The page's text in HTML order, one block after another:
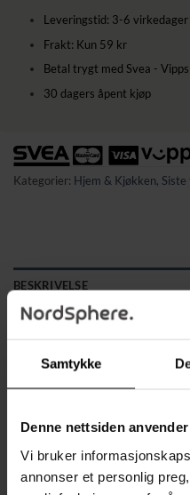
Samtykke
Denne nettsiden
Vi bruker
annonser et personlig
Leveringstid: 3-6 virkedager
Frakt: Kun 59 kr
Betal trygt med Svea - Vipps
30 dagers åpent kjøp
Kategorier: Hjem & Kjøkken, Siste
BESKRIVELSE
TILLEGGSINFORMASJON
✔ 2-i-1 design – fungerer
✔ Trefoldbar konstruksjon
✔ Utstyrt med 18 kroker,
undertøy og ulike accessoirer
✔ Roterende armer som kan